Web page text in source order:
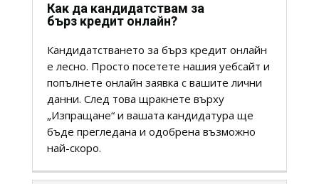
Как да кандидатствам за
бърз кредит онлайн?
Кандидатстването за бърз кредит онлайн
е лесно. Просто посетете нашия уебсайт и
попълнете онлайн заявка с вашите лични
данни. След това щракнете върху
„Изпращане“ и вашата кандидатура ще
бъде прегледана и одобрена възможно
най-скоро.